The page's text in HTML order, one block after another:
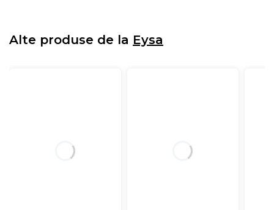
Alte produse de la Eysa